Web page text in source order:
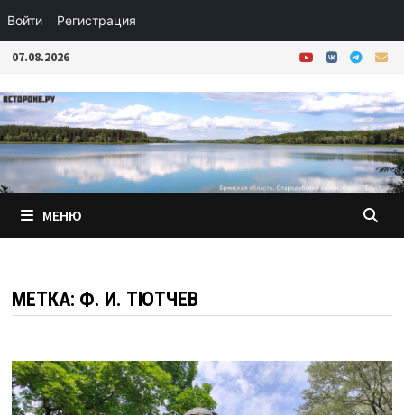
Войти Регистрация
Перейти
содержимому
07.08.2026
МЕНЮ
МЕТКА: Ф. И. ТЮТЧЕВ